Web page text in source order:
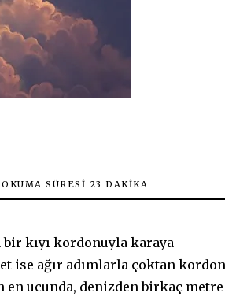
OKUMA SÜRESI 23 DAKIKA
bir kıyı kordonuyla karaya
ise ağır adımlarla çoktan
en ucunda, denizden birkaç metre